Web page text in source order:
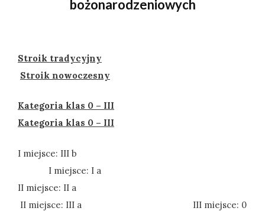
bożonarodzeniowych
Stroik tradycyjny
Stroik nowoczesny
Kategoria klas 0 – III
Kategoria klas 0 – III
I miejsce: III b
I miejsce: I a
II miejsce: II a
II miejsce: III a III miejsce: 0